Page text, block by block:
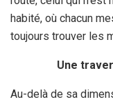
habité, où chacun
toujours trouver les
Une
Au-delà de sa